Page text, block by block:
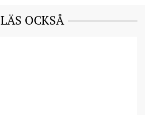
LÄS OCKSÅ